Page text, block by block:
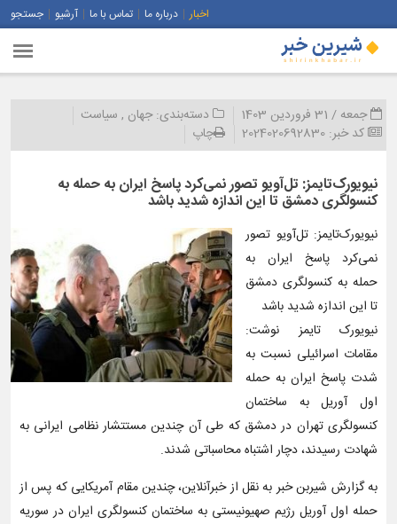
اخبار درباره ما تماس با ما آرشیو جستجو
جمعه / 31 فروردین 1403 دسته‌بندی:جهان , سیاست
کد خبر: 2024020692830 چاپ
نیویورک‌تایمز: تل‌آویو تصور نمی‌کرد پاسخ ایران به حمله به
کنسولگری دمشق تا این اندازه شدید باشد
نیویورک‌تایمز: تل‌آویو تصور
نمی‌کرد پاسخ ایران به
حمله به کنسولگری دمشق
تا این اندازه شدید باشد
نیویورک تایمز نوشت:
مقامات اسرائیلی نسبت به
شدت پاسخ ایران به حمله
اول آوریل به ساختمان
کنسولگری تهران در دمشق که طی آن چندین مستتشار نظامی ایرانی به
شهادت رسیدند، دچار اشتباه محاسباتی شدند.
به گزارش شیربن خبر به نقل از خبرآنلاین، چندین مقام آمریکایی که پس از
حمله اول آوریل رژیم صهیونیستی به ساختمان کنسولگری ایران در سوریه